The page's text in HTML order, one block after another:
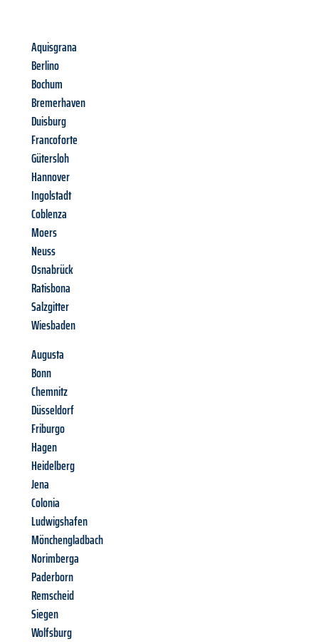
Aquisgrana
Berlino
Bochum
Bremerhaven
Duisburg
Francoforte
Gütersloh
Hannover
Ingolstadt
Coblenza
Moers
Neuss
Osnabrück
Ratisbona
Salzgitter
Wiesbaden
Augusta
Bonn
Chemnitz
Düsseldorf
Friburgo
Hagen
Heidelberg
Jena
Colonia
Ludwigshafen
Mönchengladbach
Norimberga
Paderborn
Remscheid
Siegen
Wolfsburg